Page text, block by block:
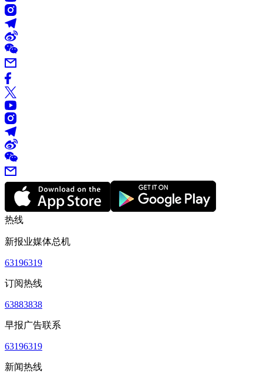
热线
新报业媒体总机
63196319
订阅热线
63883838
早报广告联系
63196319
新闻热线